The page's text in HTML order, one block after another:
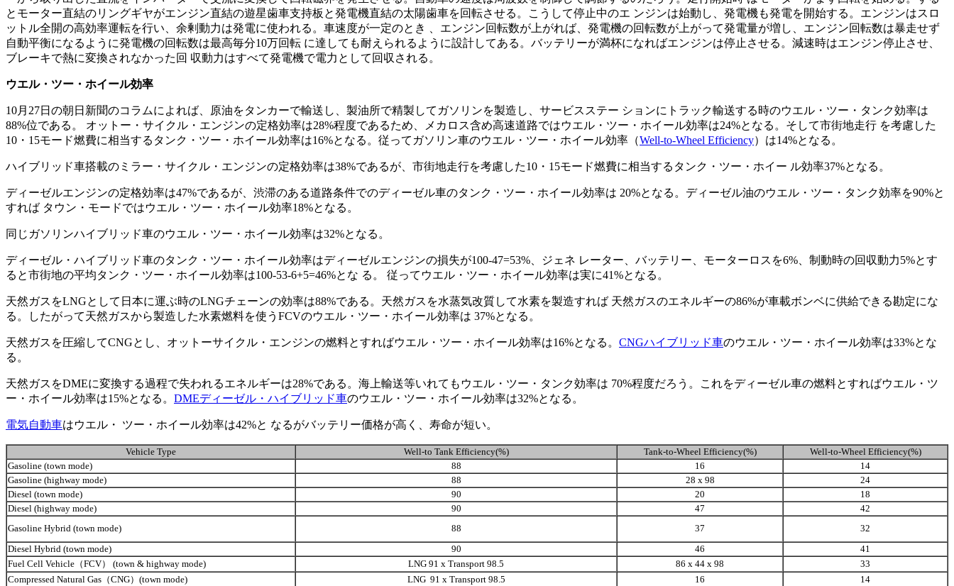
とモーター直結のリングギヤがエンジン直結の遊星歯車支持板と発電機直結の太陽歯車を回転させる。こうして停止中のエ ンジンは始動し、発電機も発電を開始する。エンジンはスロ
ットル全開の高効率運転を行い、余剰動力は発電に使われる。車速度が一定のとき 、エンジン回転数が上がれば、発電機の回転数が上がって発電量が増し、エンジン回転数は暴走せず
自動平衡になるように発電機の回転数は最高毎分10万回転 に達しても耐えられるように設計してある。バッテリーが満杯になればエンジンは停止させる。減速時はエンジン停止させ、
ブレーキで熱に変換されなかった回 収動力はすべて発電機で電力として回収される。
ウエル・ツー・ホイール効率
10月27日の朝日新聞のコラムによれば、原油をタンカーで輸送し、製油所で精製してガソリンを製造し、サービスステー ションにトラック輸送する時のウエル・ツー・タンク効率は
88%位である。 オットー・サイクル・エンジンの定格効率は28%程度であるため、メカロス含め高速道路ではウエル・ツー・ホイール効率は24%となる。そして市街地走行 を考慮した
10・15モード燃費に相当するタンク・ツー・ホイール効率は16%となる。従ってガソリン車のウエル・ツー・ホイール効率（Well-to-Wheel Efficiency）は14%となる。
ハイブリッド車搭載のミラー・サイクル・エンジンの定格効率は38%であるが、市街地走行を考慮した10・15モード燃費に相当するタンク・ツー・ホイー ル効率37%となる。
ディーゼルエンジンの定格効率は47%であるが、渋滞のある道路条件でのディーゼル車のタンク・ツー・ホイール効率は 20%となる。ディーゼル油のウエル・ツー・タンク効率を90%と
すれば タウン・モードではウエル・ツー・ホイール効率18%となる。
同じガソリンハイブリッド車のウエル・ツー・ホイール効率は32%となる。
ディーゼル・ハイブリッド車のタンク・ツー・ホイール効率はディーゼルエンジンの損失が100-47=53%、ジェネ レーター、バッテリー、モーターロスを6%、制動時の回収動力5%とす
ると市街地の平均タンク・ツー・ホイール効率は100-53-6+5=46%とな る。 従ってウエル・ツー・ホイール効率は実に41%となる。
天然ガスをLNGとして日本に運ぶ時のLNGチェーンの効率は88%である。天然ガスを水蒸気改質して水素を製造すれば 天然ガスのエネルギーの86%が車載ボンベに供給できる勘定にな
る。したがって天然ガスから製造した水素燃料を使うFCVのウエル・ツー・ホイール効率は 37%となる。
天然ガスを圧縮してCNGとし、オットーサイクル・エンジンの燃料とすればウエル・ツー・ホイール効率は16%となる。 CNGハイブリッド車のウエル・ツー・ホイール効率は33%とな
る。
天然ガスをDMEに変換する過程で失われるエネルギーは28%である。海上輸送等いれてもウエル・ツー・タンク効率は 70%程度だろう。これをディーゼル車の燃料とすればウエル・ツ
ー・ホイール効率は15%となる。 DMEディーゼル・ハイブリッド車のウエル・ツー・ホイール効率は32%となる。
電気自動車はウエル・ ツー・ホイール効率は42%と なるがバッテリー価格が高く、寿命が短い。
Vehicle Type Well-to Tank Efficiency(%) Tank-to-Wheel Efficiency(%)
Well-to-Wheel Efficiency(%)
Gasoline (town mode)
88 16
14
Gasoline (highway mode)
88 28 x 98
24
Diesel (town mode)
90 20
18
Diesel (highway mode)
90 47
42
Gasoline Hybrid (town mode)
88 37
32
Diesel Hybrid (town mode)
90 46
41
Fuel Cell Vehicle（FCV） (town & highway mode)
LNG 91 x Transport 98.5 86 x 44 x 98
33
Compressed Natural Gas（CNG）(town mode)
LNG 91 x Transport 98.5 16
14